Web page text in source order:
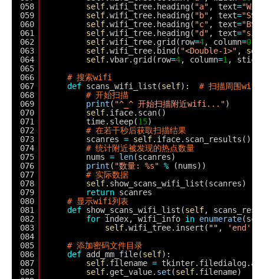
058
059
060
061
062
063
064
065
066
067
068
069
070
071
072
073
074
075
076
077
078
079
080
081
082
083
084
085
086
087
088
self.wifi_tree.heading( "a" , text=
self.wifi_tree.heading( "b" , text=
self.wifi_tree.heading( "c" , text=
self.wifi_tree.heading( "d" , text=
self.wifi_tree.grid(row=4, column=0,
self.wifi_tree.bind( "<Double-1>" ,
self.vbar.grid(row=4, column=1,
# 搜索wifi
def scans_wifi_list(self): # 扫描周围wifi
# 开始扫描
print ( "^_^ 开始扫描附近wifi...")
self.iface.scan()
time.sleep(15)
# 在若干秒后获取扫描结果
scanres = self.iface.scan_results()
# 统计附近被发现的热点数量
nums = len(scanres)
print ( "数量: %s" %
(nums))
# 实际数据
self.show_scans_wifi_list(scanres)
return scanres
# 显示wifi列表
def show_scans_wifi_list(self,
for index, wifi_info in enumerate
self.wifi_tree.insert("", 'end'
# 添加密码文件目录
def add_mm_file(self):
self.filename =
self.get_value. set (self.filename)